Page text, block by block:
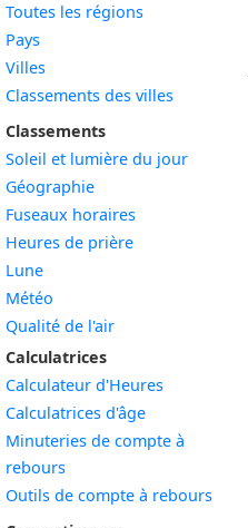
Toutes les régions
Pays
Villes
Classements des villes
Classements
Soleil et lumière du jour
Géographie
Fuseaux horaires
Heures de prière
Lune
Météo
Qualité de l'air
Calculatrices
Calculateur d'Heures
Calculatrices d'âge
Minuteries de compte à
rebours
Outils de compte à rebours